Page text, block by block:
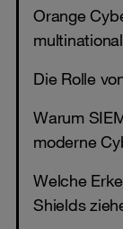
Orange
Die Rolle
Warum
moderne
Welche
Shields